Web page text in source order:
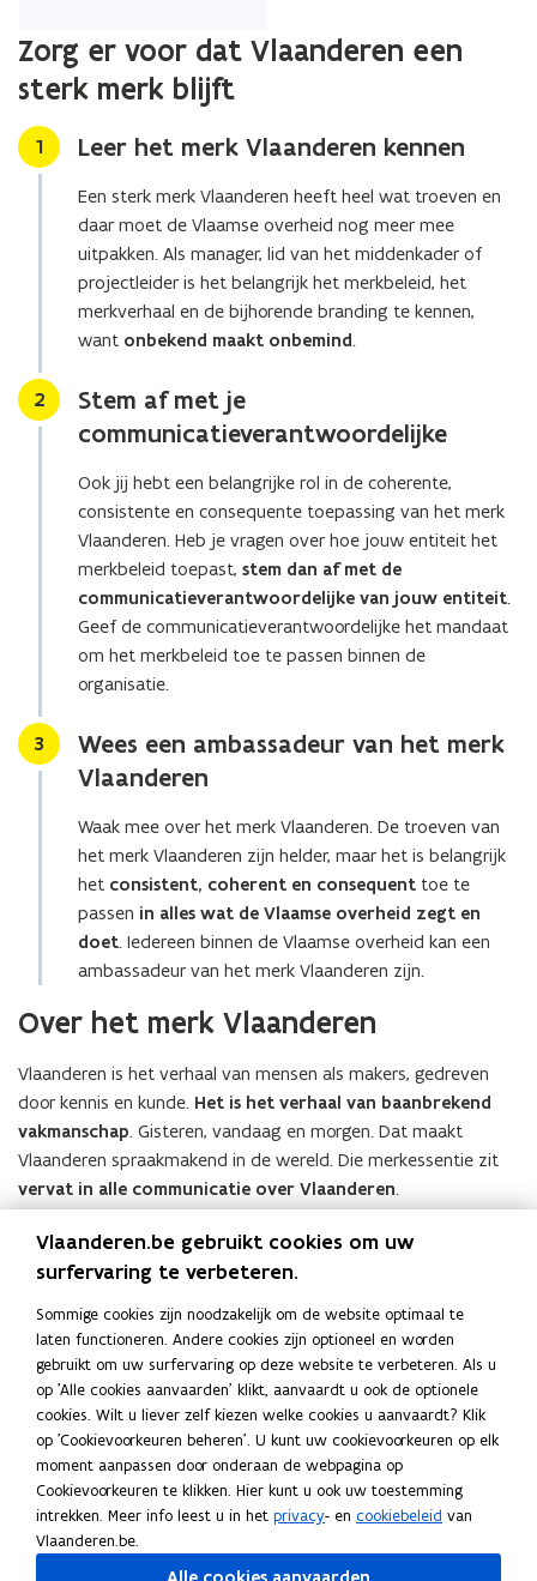
l
t
)
Zorg er voor dat Vlaanderen een
sterk merk blijft
Stap
1 Leer het merk Vlaanderen kennen
Een sterk merk Vlaanderen heeft heel wat troeven en
daar moet de Vlaamse overheid nog meer mee
uitpakken. Als manager, lid van het middenkader of
projectleider is het belangrijk het merkbeleid, het
merkverhaal en de bijhorende branding te kennen,
want onbekend maakt onbemind.
Stap
2
Stem af met je
communicatieverantwoordelijke
Ook jij hebt een belangrijke rol in de coherente,
consistente en consequente toepassing van het merk
Vlaanderen. Heb je vragen over hoe jouw entiteit het
merkbeleid toepast, stem dan af met de
communicatieverantwoordelijke van jouw entiteit.
Geef de communicatieverantwoordelijke het mandaat
om het merkbeleid toe te passen binnen de
organisatie.
Stap
3
Wees een ambassadeur van het merk
Vlaanderen
Waak mee over het merk Vlaanderen. De troeven van
het merk Vlaanderen zijn helder, maar het is belangrijk
het consistent, coherent en consequent toe te
passen in alles wat de Vlaamse overheid zegt en
doet. Iedereen binnen de Vlaamse overheid kan een
ambassadeur van het merk Vlaanderen zijn.
Over het merk Vlaanderen
Vlaanderen is het verhaal van mensen als makers, gedreven
door kennis en kunde. Het is het verhaal van baanbrekend
vakmanschap. Gisteren, vandaag en morgen. Dat maakt
Vlaanderen spraakmakend in de wereld. Die merkessentie zit
vervat in alle communicatie over Vlaanderen.
Meer weten over het merkverhaal.
Deel deze pagina
L
i
n
k
d
K
o
p
i
e
Contact
Vlaanderen.be gebruikt cookies om uw
surfervaring te verbeteren.
Sommige cookies zijn noodzakelijk om de website optimaal te
laten functioneren. Andere cookies zijn optioneel en worden
gebruikt om uw surfervaring op deze website te verbeteren. Als u
op 'Alle cookies aanvaarden' klikt, aanvaardt u ook de optionele
cookies. Wilt u liever zelf kiezen welke cookies u aanvaardt? Klik
op 'Cookievoorkeuren beheren'. U kunt uw cookievoorkeuren op elk
moment aanpassen door onderaan de webpagina op
Cookievoorkeuren te klikken. Hier kunt u ook uw toestemming
intrekken. Meer info leest u in het privacy- en cookiebeleid van
Vlaanderen.be.